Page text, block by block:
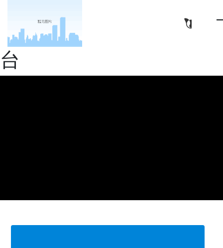
亿华高新材料（南通）有
限公司-十大正规娱乐平
台